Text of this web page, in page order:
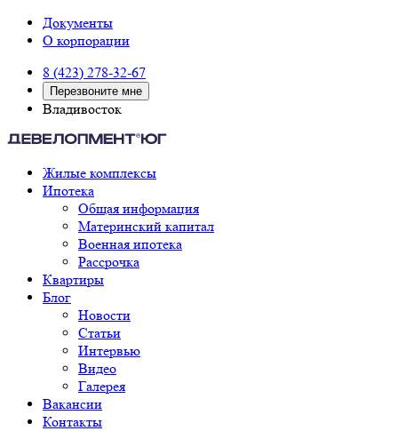
Документы
О корпорации
8 (423) 278-32-67
Перезвоните мне
Владивосток
Жилые комплексы
Ипотека
Общая информация
Материнский капитал
Военная ипотека
Рассрочка
Квартиры
Блог
Новости
Статьи
Интервью
Видео
Галерея
Вакансии
Контакты